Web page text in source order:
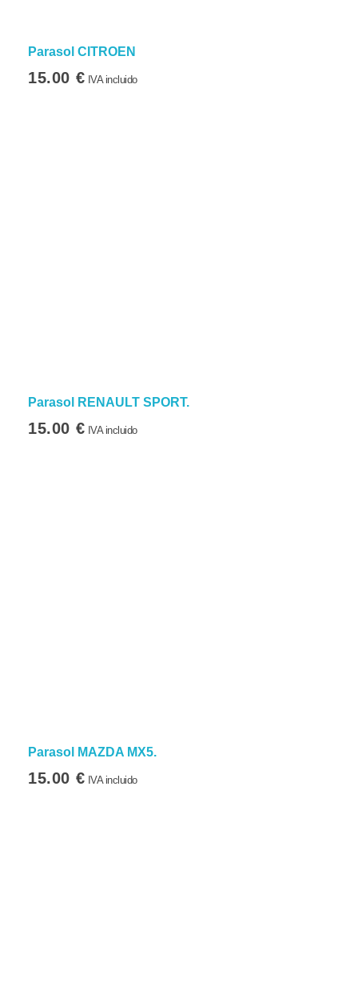
Parasol CITROEN
15.00 € IVA incluido
Parasol RENAULT SPORT.
15.00 € IVA incluido
Parasol MAZDA MX5.
15.00 € IVA incluido